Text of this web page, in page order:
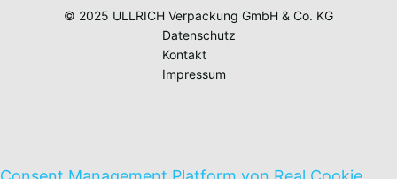
© 2025 ULLRICH Verpackung GmbH & Co. KG
Datenschutz
Kontakt
Impressum